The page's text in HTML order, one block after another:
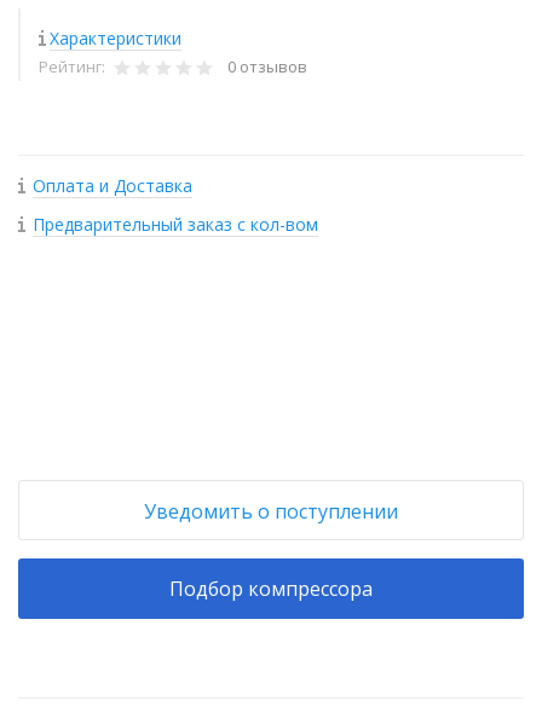
Характеристики
Рейтинг: 0 отзывов
Оплата и Доставка
Предварительный заказ с кол-вом
Уведомить о поступлении
Подбор компрессора